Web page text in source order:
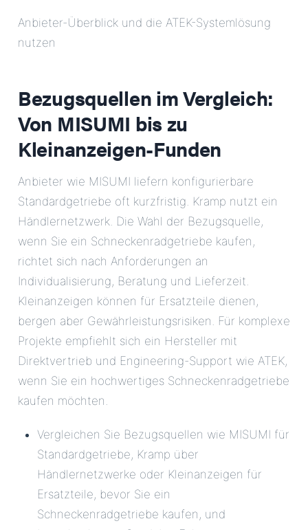
Anbieter-Überblick und die ATEK-Systemlösung
nutzen
Bezugsquellen im Vergleich:
Von MISUMI bis zu
Kleinanzeigen-Funden
Anbieter wie MISUMI liefern konfigurierbare
Standardgetriebe oft kurzfristig. Kramp nutzt ein
Händlernetzwerk. Die Wahl der Bezugsquelle,
wenn Sie ein Schneckenradgetriebe kaufen,
richtet sich nach Anforderungen an
Individualisierung, Beratung und Lieferzeit.
Kleinanzeigen können für Ersatzteile dienen,
bergen aber Gewährleistungsrisiken. Für komplexe
Projekte empfiehlt sich ein Hersteller mit
Direktvertrieb und Engineering-Support wie ATEK,
wenn Sie ein hochwertiges Schneckenradgetriebe
kaufen möchten.
Vergleichen Sie Bezugsquellen wie MISUMI für
Standardgetriebe, Kramp über
Händlernetzwerke oder Kleinanzeigen für
Ersatzteile, bevor Sie ein
Schneckenradgetriebe kaufen, und